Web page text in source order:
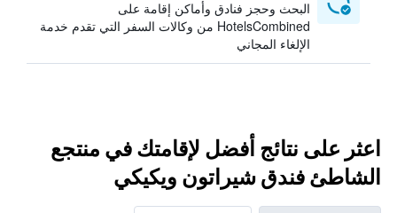
البحث وحجز فنادق وأماكن إقامة على
HotelsCombined من وكالات السفر التي تقدم خدمة
الإلغاء المجاني
اعثر على نتائج أفضل لإقامتك في منتجع
الشاطئ فندق شيراتون ويكيكي